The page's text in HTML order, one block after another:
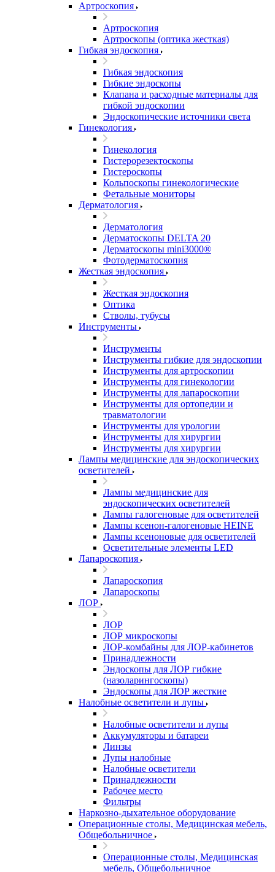
Артроскопия
Артроскопия
Артроскопы (оптика жесткая)
Гибкая эндоскопия
Гибкая эндоскопия
Гибкие эндоскопы
Клапана и расходные материалы для
гибкой эндоскопии
Эндоскопические источники света
Гинекология
Гинекология
Гистерорезектоскопы
Гистероскопы
Кольпоскопы гинекологические
Фетальные мониторы
Дерматология
Дерматология
Дерматоскопы DELTA 20
Дерматоскопы mini3000®
Фотодерматоскопия
Жесткая эндоскопия
Жесткая эндоскопия
Оптика
Стволы, тубусы
Инструменты
Инструменты
Инструменты гибкие для эндоскопии
Инструменты для артроскопии
Инструменты для гинекологии
Инструменты для лапароскопии
Инструменты для ортопедии и
травматологии
Инструменты для урологии
Инструменты для хирургии
Инструменты для хирургии
Лампы медицинские для эндоскопических
осветителей
Лампы медицинские для
эндоскопических осветителей
Лампы галогеновые для осветителей
Лампы ксенон-галогеновые HEINE
Лампы ксеноновые для осветителей
Осветительные элементы LED
Лапароскопия
Лапароскопия
Лапароскопы
ЛОР
ЛОР
ЛОР микроскопы
ЛОР-комбайны для ЛОР-кабинетов
Принадлежности
Эндоскопы для ЛОР гибкие
(назоларингоскопы)
Эндоскопы для ЛОР жесткие
Налобные осветители и лупы
Налобные осветители и лупы
Аккумуляторы и батареи
Линзы
Лупы налобные
Налобные осветители
Принадлежности
Рабочее место
Фильтры
Наркозно-дыхательное оборудование
Операционные столы, Медицинская мебель,
Общебольничное
Операционные столы, Медицинская
мебель, Общебольничное